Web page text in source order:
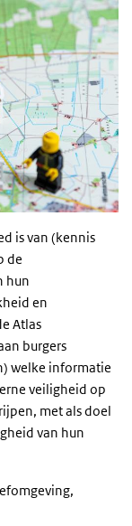
is van (kennis
de
hun
en
Atlas
burgers
welke informatie
veiligheid op
met als doel
van hun